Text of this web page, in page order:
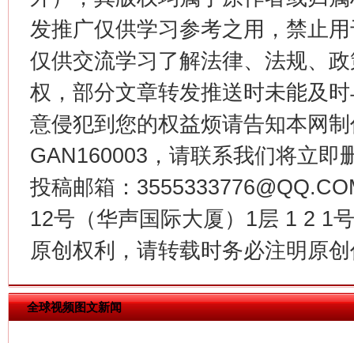
发推广仅供学习参考之用，禁止
仅供交流学习了解法律、法规、
权，部分文章转发推送时未能及
意侵犯到您的权益烦请告知本网
GAN160003，请联系我们将立即
投稿邮箱：
12号（华声国际大厦）1层 1 2 1
原创权利，请转载时务必注明原
全球视频图文新闻
在谋一域中谋全局
今
习近平的博鳌关键词
魏明亮